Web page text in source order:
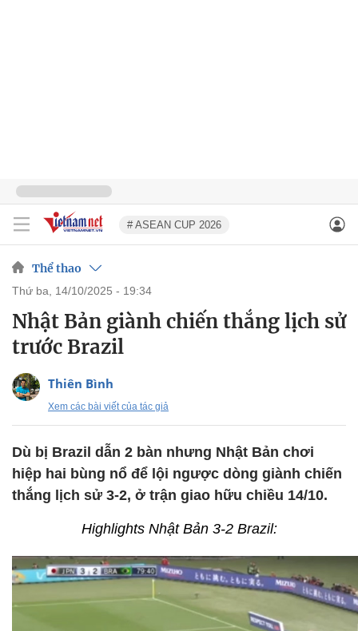
# ASEAN CUP 2026
Thể thao
thứ ba, 14/10/2025 - 19:34
Nhật Bản giành chiến thắng lịch sử
trước Brazil
Thiên Bình
Xem các bài viết của tác giả
Dù bị Brazil dẫn 2 bàn nhưng Nhật Bản chơi
hiệp hai bùng nổ để lội ngược dòng giành chiến
thắng lịch sử 3-2, ở trận giao hữu chiều 14/10.
Highlights Nhật Bản 3-2 Brazil: